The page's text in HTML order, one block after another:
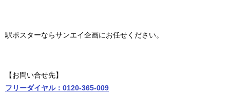
駅ポスターならサンエイ企画にお任せください。
【お問い合せ先】
フリーダイヤル：0120-365-009